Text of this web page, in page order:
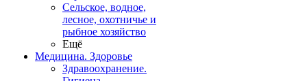
Сельское, водное,
лесное, охотничье и
рыбное хозяйство
Ещё
Медицина. Здоровье
Здравоохранение.